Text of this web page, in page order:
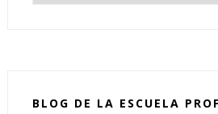
BLOG DE LA ESCUELA